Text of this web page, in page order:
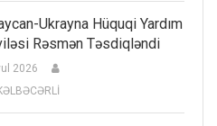
Ukrayna Hüquqi Yardım
Rəsmən Təsdiqləndi
2026